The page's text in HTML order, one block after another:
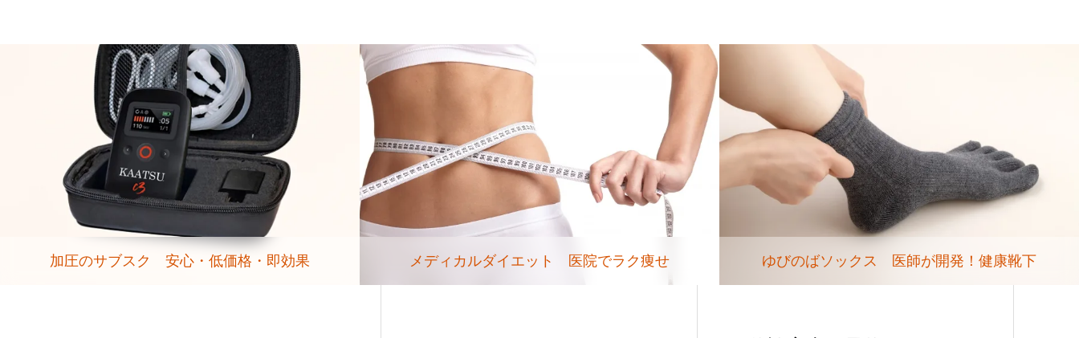
加圧のサブスク 安心・低価格・即効果 メディカルダイエット 医院でラク痩せ ゆびのばソックス 医師が開発！健康靴下